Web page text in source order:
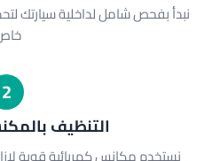
نبدأ بفحص شامل لداخلية سيارتك
2
التنظيف